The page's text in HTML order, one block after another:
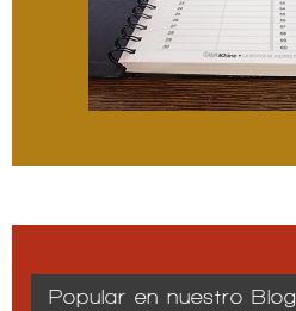
Popular en nuestro Blog